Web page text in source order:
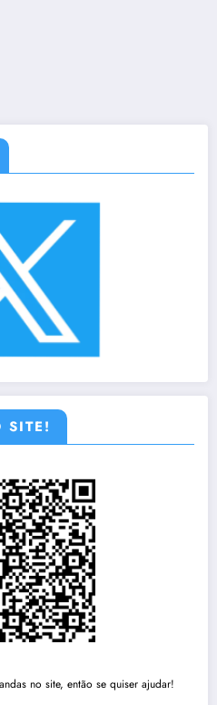
SITE!
no site, então se quiser ajudar!